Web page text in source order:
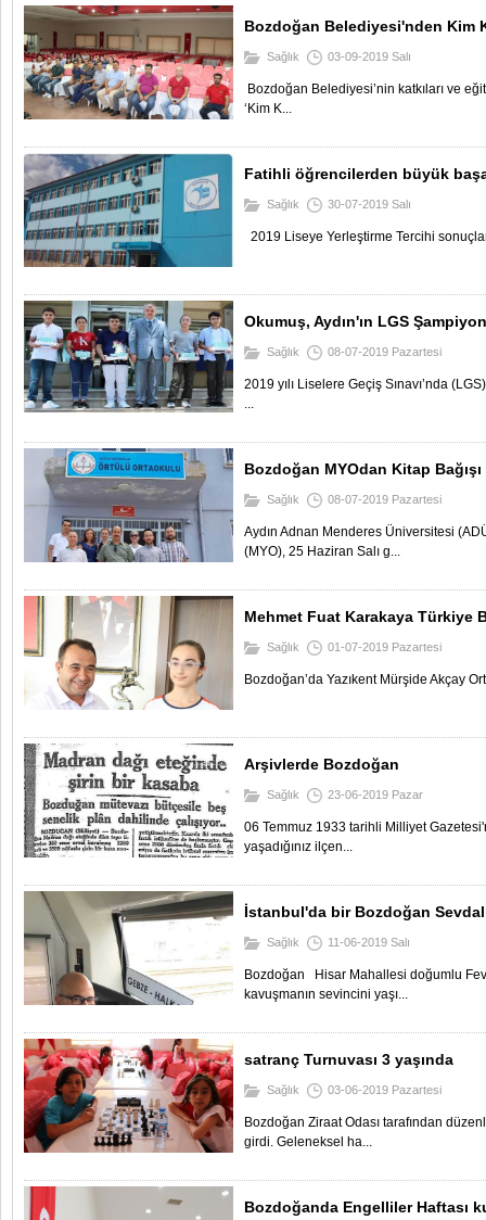
Bozdoğan Belediyesi'nden Kim
Sağlık 03-09-2019 Salı
Bozdoğan Belediyesi’nin katkıları ve
‘Kim K...
Fatihli öğrencilerden büyük
Sağlık 30-07-2019 Salı
2019 Liseye Yerleştirme Tercihi
Okumuş, Aydın'ın LGS
Sağlık 08-07-2019 Pazartesi
2019 yılı Liselere Geçiş Sınavı’nda
...
Bozdoğan MYOdan Kitap Bağışı
Sağlık 08-07-2019 Pazartesi
Aydın Adnan Menderes Üniversitesi
(MYO), 25 Haziran Salı g...
Mehmet Fuat Karakaya Türkiye
Sağlık 01-07-2019 Pazartesi
Bozdoğan’da Yazıkent Mürşide Akçay
Arşivlerde Bozdoğan
Sağlık 23-06-2019 Pazar
06 Temmuz 1933 tarihli Milliyet
yaşadığınız ilçen...
İstanbul'da bir Bozdoğan
Sağlık 11-06-2019 Salı
Bozdoğan Hisar Mahallesi doğumlu
kavuşmanın sevincini yaşı...
satranç Turnuvası 3 yaşında
Sağlık 03-06-2019 Pazartesi
Bozdoğan Ziraat Odası tarafından
girdi. Geleneksel ha...
Bozdoğanda Engelliler Haftası